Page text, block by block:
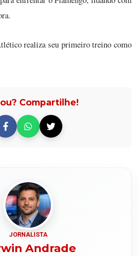
realiza seu primeiro treino como
Compartilhe!
JORNALISTA
Andrade